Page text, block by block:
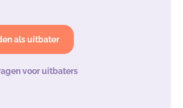
als uitbater
voor uitbaters